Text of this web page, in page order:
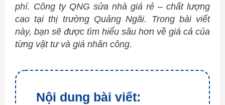
phí. Công ty QNG sửa nhà giá rẻ – chất lượng
cao tại thị trường Quảng Ngãi. Trong bài viết
này, bạn sẽ được tìm hiểu sâu hơn về giá cả của
từng vật tư và giá nhân công.
Nội dung bài viết: